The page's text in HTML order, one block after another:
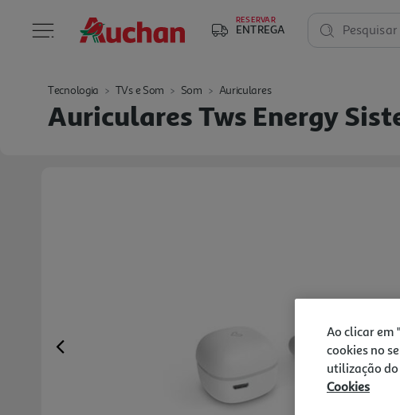
RESERVAR
ENTREGA Pesquisar
Tecnologia TVs e Som Som Auriculares
Auriculares Tws Energy
Previous
Ao clicar em
cookies no
utilização
Cookies